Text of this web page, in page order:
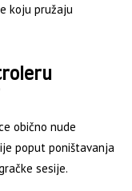
koju pružaju
obično nude
poput poništavanja
sesije.